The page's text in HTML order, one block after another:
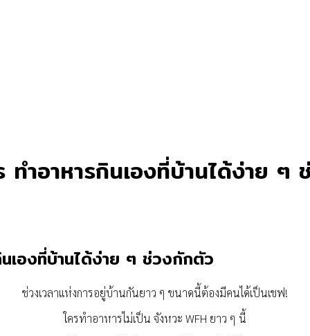
ำอาหารกินเองที่บ้านได้ง่าย ๆ
เองที่บ้านได้ง่าย ๆ ช่วงกักตัว
ช่วงเวลาแห่งการอยู่บ้านกันยาว ๆ ขนาดนี้ต้องมีคนได้เป็นเชฟ!
ใครทำอาหารไม่เป็น จังหวะ WFH ยาว ๆ นี้